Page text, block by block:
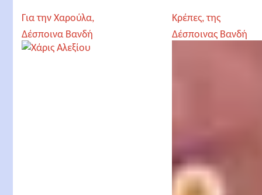
Για την Χαρούλα,
Δέσποινα Βανδή
Κρέπες, της
Δέσποινας Βανδή